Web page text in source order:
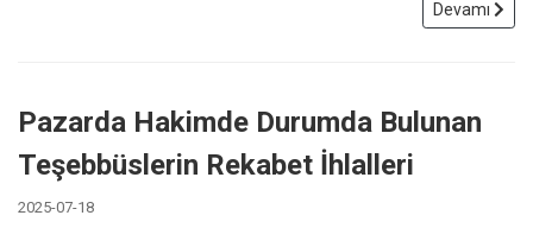
Devamı
Pazarda Hakimde Durumda Bulunan
Teşebbüslerin Rekabet İhlalleri
2025-07-18